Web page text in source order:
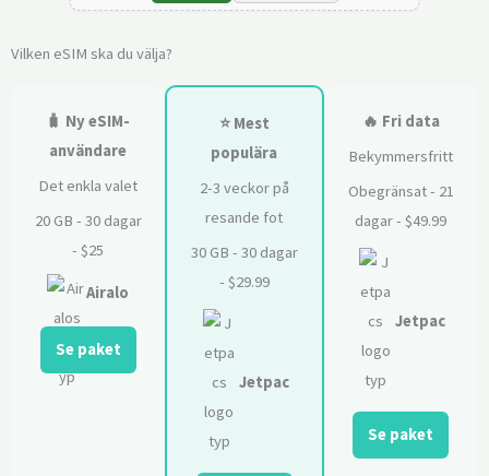
Vilken eSIM ska du välja?
🧳 Ny eSIM-
användare
Det enkla valet
20 GB - 30 dagar
- $25
Airalo
Se paket
⭐ Mest
populära
2-3 veckor på
resande fot
30 GB - 30 dagar
- $29.99
Jetpac
🔥 Fri data
Bekymmersfritt
Obegränsat - 21
dagar - $49.99
Jetpac
Se paket